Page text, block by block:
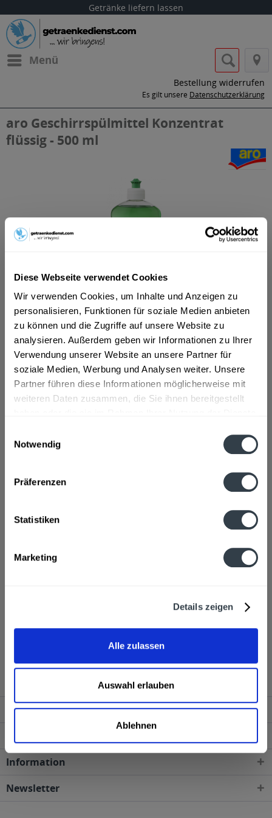
Diese Webseite verwendet Cookies
Wir verwenden Cookies, um Inhalte und Anzeigen zu
personalisieren, Funktionen für soziale Medien anbieten
zu können und die Zugriffe auf unsere Website zu
analysieren. Außerdem geben wir Informationen zu Ihrer
Verwendung unserer Website an unsere Partner für
soziale Medien, Werbung und Analysen weiter. Unsere
Partner führen diese Informationen möglicherweise mit
weiteren Daten zusammen, die Sie ihnen bereitgestellt
Notwendig
Präferenzen
Statistiken
Marketing
Details zeigen
Alle zulassen
Auswahl erlauben
Ablehnen
Getränke liefern lassen
Menü
Bestellung widerrufen
Es gilt unsere Datenschutzerklärung
aro Geschirrspülmittel Konzentrat
flüssig - 500 ml
ab 1,09 € *
0.5 Liter (2,18 € * / 1 Liter)
inkl. MwSt.ggf. zzgl. Erschwerniszuschlag
Vorrätig
In den Warenkorb
mehr
Hersteller
Kunden haben sich ebenfalls angesehen
aro Geschirrspülmittel Konzentrat flüssig - 500 ml
wird in den folgenden Regionen, Städten, Orten und
Postleitzahl-Gebieten geliefert
Service Hotline
Information
Newsletter